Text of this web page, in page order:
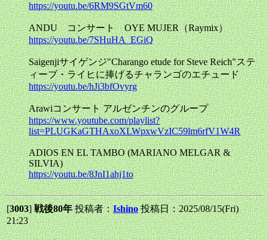
https://youtu.be/6RM9SGtVm60
ANDU コンサート OYE MUJER（Raymix）
https://youtu.be/7SHuHA_EGiQ
Saigenjiサイゲンジ"Charango etude for Steve Reich"ステ
ィーブ・ライヒに捧げるチャランゴのエチュード
https://youtu.be/hJi3bfOvyrg
Arawiコンサート アルゼンチンのグループ
https://www.youtube.com/playlist?
list=PLUGKaGTHAxoXLWpxwVzIC59lm6rfV1W4R
ADIOS EN EL TAMBO (MARIANO MELGAR &
SILVIA)
https://youtu.be/8JnI1ahj1to
[3003]戦後80年投稿者：Ishino 投稿日：2025/08/15(Fri)
21:23